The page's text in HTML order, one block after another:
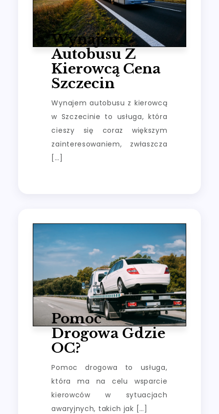
Wynajem
Autobusu Z
Kierowcą Cena
Szczecin
Wynajem autobusu z kierowcą
w Szczecinie to usługa, która
cieszy się coraz większym
zainteresowaniem, zwłaszcza
[…]
Pomoc
Drogowa Gdzie
OC?
Pomoc drogowa to usługa,
która ma na celu wsparcie
kierowców w sytuacjach
awaryjnych, takich jak […]